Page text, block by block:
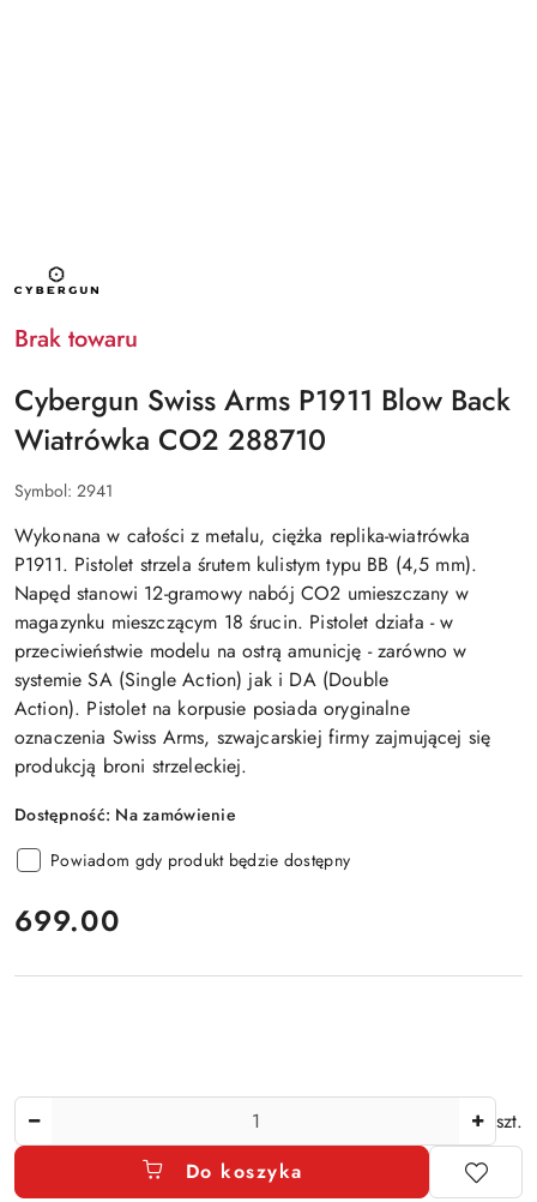
NAZWA
PRODUCENTA:
Brak towaru
Cybergun Swiss Arms P1911 Blow Back
Wiatrówka CO2 288710
Symbol: 2941
Wykonana w całości z metalu, ciężka replika-wiatrówka
P1911. Pistolet strzela śrutem kulistym typu BB (4,5 mm).
Napęd stanowi 12-gramowy nabój CO2 umieszczany w
magazynku mieszczącym 18 śrucin. Pistolet działa - w
przeciwieństwie modelu na ostrą amunicję - zarówno w
systemie SA (Single Action) jak i DA (Double
Action). Pistolet na korpusie posiada oryginalne
oznaczenia Swiss Arms, szwajcarskiej firmy zajmującej się
produkcją broni strzeleckiej.
Dostępność: Na zamówienie
Powiadom gdy produkt będzie dostępny
cena:
699.00
szt.
Do koszyka